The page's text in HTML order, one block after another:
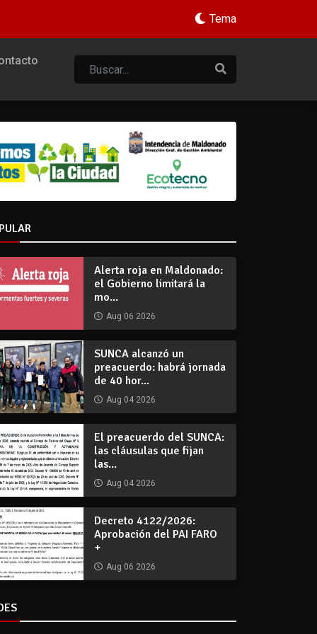
Tema
Alerta roja en Maldonado:
el Gobierno limitará la
mo...
Aug 06 2026
SUNCA alcanzó un
preacuerdo: habrá jornada
de 40 hor...
Aug 04 2026
El preacuerdo del SUNCA:
las cláusulas que fijan
las...
Aug 04 2026
Decreto 4122/2026:
Aprobación del PAI FARO
+
Aug 06 2026